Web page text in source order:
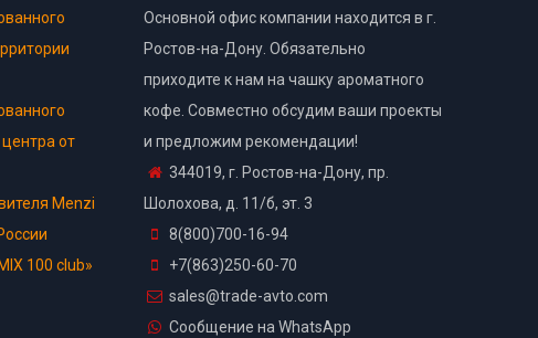
от
Menzi
100 club»
Основной офис компании находится в г.
Ростов-на-Дону. Обязательно
приходите к нам на чашку ароматного
кофе. Совместно обсудим ваши проекты
и предложим рекомендации!
344019, г. Ростов-на-Дону, пр.
Шолохова, д. 11/б, эт. 3
8(800)700-16-94
+7(863)250-60-70
sales@trade-avto.com
Сообщение на WhatsApp